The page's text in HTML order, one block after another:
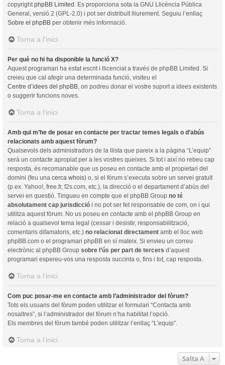
copyright phpBB Limited . Es proporciona sota la GNU Llicència Pública
General, versió 2 (GPL-2.0) i pot ser distribuït lliurement. Seguiu l’enllaç
Sobre el phpBB per obtenir més informació.
Torna a l’inici
Per què no hi ha disponible la funció X?
Aquest programari ha estat escrit i llicenciat a través de phpBB Limited. Si
creieu que cal afegir una determinada funció, visiteu el
Centre d’idees del phpBB , on podreu donar el vostre suport a idees existents
o suggerir funcions noves.
Torna a l’inici
Amb qui m’he de posar en contacte per tractar temes legals o d’abús
relacionats amb aquest fòrum?
Qualsevols dels administradors de la llista que pareix a la pàgina “L’equip”
serà un contacte apropiat per a les vostres queixes. Si tot i així no rebeu cap
resposta, és recomanable que us poseu en contacte amb el propietari del
domini (feu una cerca whois) o, si el fòrum s’executa sobre un servei gratuït
(p.ex. Yahoo!, free.fr, f2s.com, etc.), la direcció o el departament d’abús del
servei en questió. Tingueu en compte que el phpBB Group no té
absolutament cap jurisdicció i no pot ser fet responsable de com, on i qui
utilitza aquest fòrum. No us poseu en contacte amb el phpBB Group en
relació a qualsevol tema legal (cessar i desistir, responsabilització,
comentaris difamatoris, etc.) no relacionat directament amb el lloc web
phpBB.com o el programari phpBB en sí mateix. Si envieu un correu
electrònic al phpBB Group sobre l’ús per part de tercers d’aquest
programari espereu-vos una resposta succinta o, fins i tot, cap resposta.
Torna a l’inici
Com puc posar-me en contacte amb l’administrador del fòrum?
Tots els usuaris del fòrum poden utilitzar el formulari “Contacta amb
nosaltres”, si l’administrador del fòrum n’ha habilitat l’opció.
Els membres del fòrum també poden utilitzar l’enllaç “L’equip”.
Torna a l’inici
Salta A